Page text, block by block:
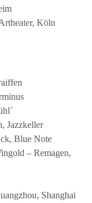
Köln
Jazzkeller
Blue Note
– Remagen,
Shanghai